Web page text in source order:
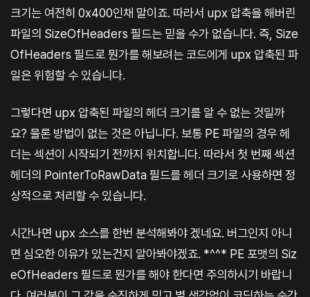
크기는 여전히 0x400인채 말이죠. 따라서 upx 압축을 해버린
파일의 SizeOfHeaders 필드는 믿을 수가 없습니다. 즉, Size
OfHeaders 필드로 뭔가를 해보려는 코드에게 upx 압축된 파
일은 위험할 수 있습니다.
그렇다면 upx 압축된 파일의 헤더 크기를 알 수 없는 것일까
요? 물론 방법이 없는 것은 아닙니다. 보통 PE 파일의 경우 헤
더는 섹션이 시작되기 전까지 위치합니다. 따라서 첫 번째 섹션
헤더의 PointerToRawData 필드를 헤더 크기로 사용하면 정
상적으로 처리할 수 있습니다.
시간나면 upx 소스를 한번 분석해봐야 겠네요. 버그인지 아니
면 심오한 이유가 있는건지 알아봐야겠죠. *^^* PE 포맷의 Siz
eOfHeaders 필드로 뭔가를 해야 한다면 주의하시기 바랍니